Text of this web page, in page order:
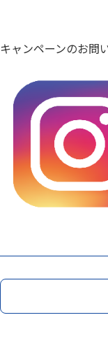
キャンペーンのお問